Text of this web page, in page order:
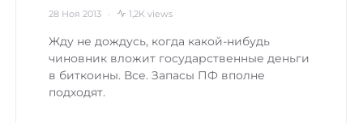
28 Ноя 2013 1,2K views
Жду не дождусь, когда какой-нибудь
чиновник вложит государственные деньги
в биткоины. Все. Запасы ПФ вполне
подходят.